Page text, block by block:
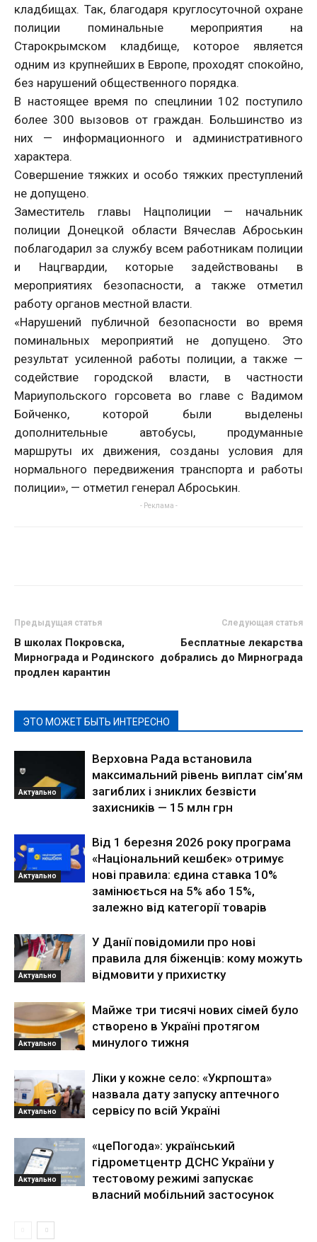
кладбищах. Так, благодаря круглосуточной охране
полиции поминальные мероприятия на
Старокрымском кладбище, которое является
одним из крупнейших в Европе, проходят спокойно,
без нарушений общественного порядка.
В настоящее время по спецлинии 102 поступило
более 300 вызовов от граждан. Большинство из
них — информационного и административного
характера.
Совершение тяжких и особо тяжких преступлений
не допущено.
Заместитель главы Нацполиции — начальник
полиции Донецкой области Вячеслав Аброськин
поблагодарил за службу всем работникам полиции
и Нацгвардии, которые задействованы в
мероприятиях безопасности, а также отметил
работу органов местной власти.
«Нарушений публичной безопасности во время
поминальных мероприятий не допущено. Это
результат усиленной работы полиции, а также —
содействие городской власти, в частности
Мариупольского горсовета во главе с Вадимом
Бойченко, которой были выделены
дополнительные автобусы, продуманные
маршруты их движения, созданы условия для
нормального передвижения транспорта и работы
полиции», — отметил генерал Аброськин.
- Реклама -
Предыдущая статья
В школах Покровска,
Мирнограда и Родинского
продлен карантин
Следующая статья
Бесплатные лекарства
добрались до Мирнограда
ЭТО МОЖЕТ БЫТЬ ИНТЕРЕСНО
Актуально
Верховна Рада встановила
максимальний рівень виплат сім’ям
загиблих і зниклих безвісти
захисників — 15 млн грн
Актуально
Від 1 березня 2026 року програма
«Національний кешбек» отримує
нові правила: єдина ставка 10%
замінюється на 5% або 15%,
залежно від категорії товарів
Актуально
У Данії повідомили про нові
правила для біженців: кому можуть
відмовити у прихистку
Актуально
Майже три тисячі нових сімей було
створено в Україні протягом
минулого тижня
Актуально
Ліки у кожне село: «Укрпошта»
назвала дату запуску аптечного
сервісу по всій Україні
Актуально
«цеПогода»: український
гідрометцентр ДСНС України у
тестовому режимі запускає
власний мобільний застосунок